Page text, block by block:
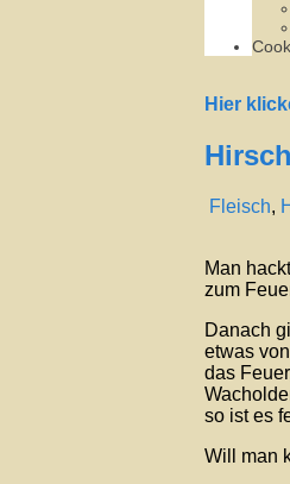
Hier
Fleisch,
Man
zum
Danach
etwas
das
so ist es
Will man